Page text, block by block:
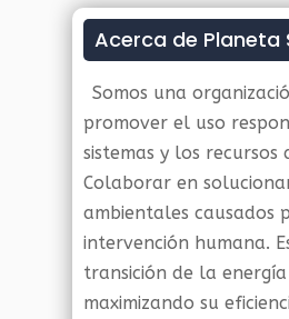
Acerca de Planeta
Somos una
promover el uso
sistemas y los
Colaborar en
ambientales causados
intervención humana.
transición de la
maximizando su